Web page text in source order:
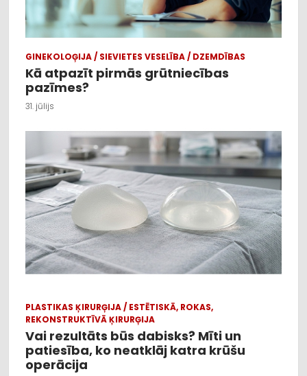
GINEKOLOĢIJA / SIEVIETES VESELĪBA / DZEMDĪBAS
Kā atpazīt pirmās grūtniecības
pazīmes?
31. jūlijs
PLASTIKAS ĶIRURĢIJA / ESTĒTISKĀ, ROKAS,
REKONSTRUKTĪVĀ ĶIRURĢIJA
Vai rezultāts būs dabisks? Mīti un
patiesība, ko neatklāj katra krūšu
operācija